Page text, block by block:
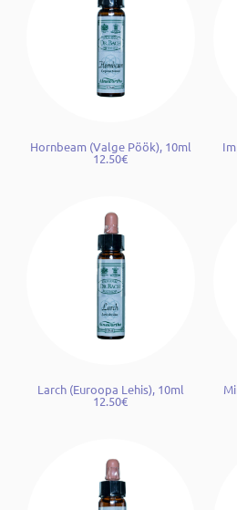
Hornbeam (Valge Pöök), 10ml
12.50€
Larch (Euroopa Lehis), 10ml
12.50€